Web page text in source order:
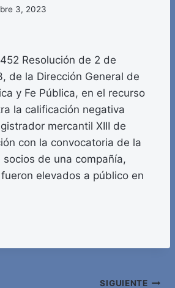
3, 2023
Resolución de 2 de
de la Dirección General de
y Fe Pública, en el recurso
la calificación negativa
mercantil XIII de
con la convocatoria de la
de una compañía,
elevados a público en
SIGUIENTE